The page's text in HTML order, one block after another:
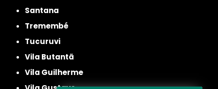
Santana
Tremembé
Tucuruvi
Vila Butantã
Vila Guilherme